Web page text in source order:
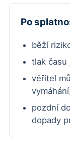
Po
běží
tlak času
věřitel
pozdní
dopady